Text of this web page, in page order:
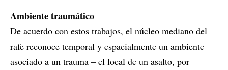
Ambiente traumático
De acuerdo con estos trabajos, el núcleo mediano del
rafe reconoce temporal y espacialmente un ambiente
asociado a un trauma – el local de un asalto, por